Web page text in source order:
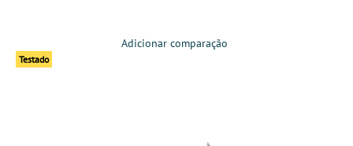
Adicionar comparação
Testado